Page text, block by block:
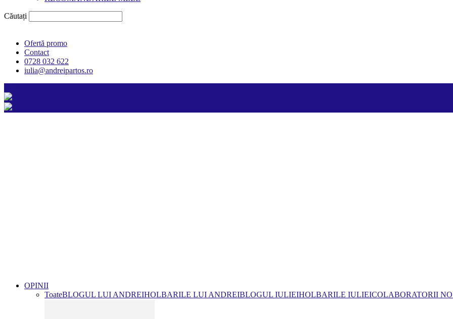
Căutați
Ofertă promo
Contact
0728 032 622
iulia@andreipartos.ro
OPINII
ToateBLOGUL LUI ANDREIHOLBARILE LUI ANDREIBLOGUL IULIEIHOLBARILE IULIEICOLABORATORII